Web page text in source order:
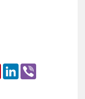
Pinterest
LinkedIn